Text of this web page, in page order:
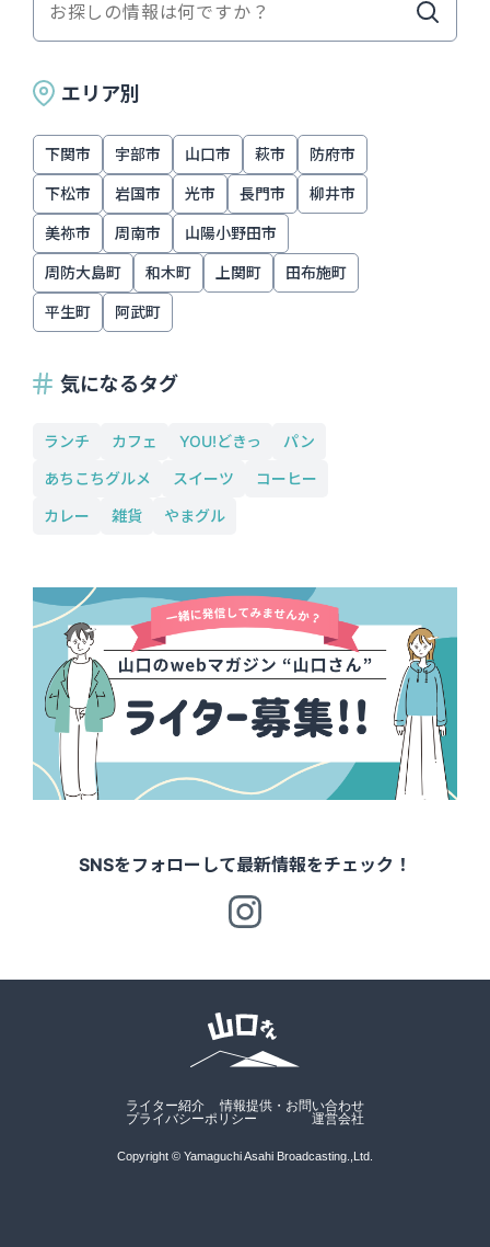
エリア別
下関市 宇部市 山口市 萩市 防府市
下松市 岩国市 光市 長門市 柳井市
美祢市 周南市 山陽小野田市
周防大島町 和木町 上関町 田布施町
平生町 阿武町
気になるタグ
ランチ カフェ YOU!どきっ
パン
あちこちグルメ
スイーツ
コーヒー
カレー
雑貨 やまグル
SNSをフォローして最新情報をチェック！
ライター紹介
情報提供・お問い合わせ
プライバシーポリシー
運営会社
Copyright © Yamaguchi Asahi Broadcasting.,Ltd.